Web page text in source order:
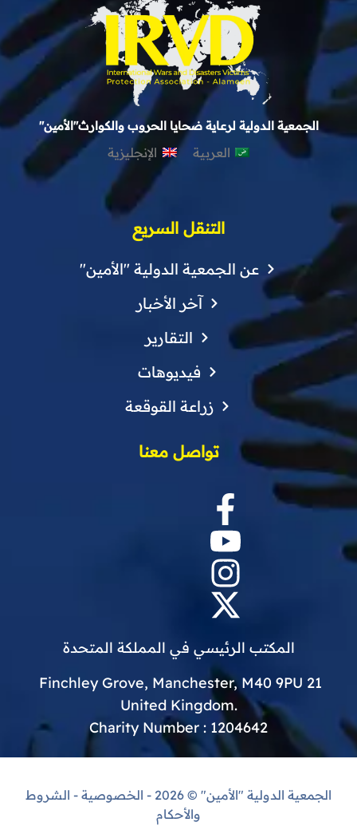
الجمعية الدولية لرعاية ضحايا الحروب والكوارث"الأمين"
العربية الإنجليزية
التنقل السريع
عن الجمعية الدولية "الأمين"
آخر الأخبار
التقارير
فيديوهات
زراعة القوقعة
تواصل معنا
المكتب الرئيسي في المملكة المتحدة
21 Finchley Grove, Manchester, M40 9PU
.United Kingdom
Charity Number : 1204642
الجمعية الدولية "الأمين" © 2026 - الخصوصية - الشروط
والأحكام